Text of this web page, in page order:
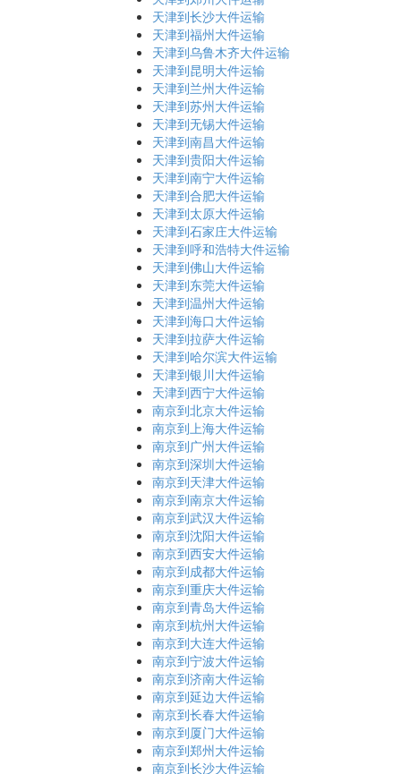
天津到长沙大件运输
天津到福州大件运输
天津到乌鲁木齐大件运输
天津到昆明大件运输
天津到兰州大件运输
天津到苏州大件运输
天津到无锡大件运输
天津到南昌大件运输
天津到贵阳大件运输
天津到南宁大件运输
天津到合肥大件运输
天津到太原大件运输
天津到石家庄大件运输
天津到呼和浩特大件运输
天津到佛山大件运输
天津到东莞大件运输
天津到温州大件运输
天津到海口大件运输
天津到拉萨大件运输
天津到哈尔滨大件运输
天津到银川大件运输
天津到西宁大件运输
南京到北京大件运输
南京到上海大件运输
南京到广州大件运输
南京到深圳大件运输
南京到天津大件运输
南京到南京大件运输
南京到武汉大件运输
南京到沈阳大件运输
南京到西安大件运输
南京到成都大件运输
南京到重庆大件运输
南京到青岛大件运输
南京到杭州大件运输
南京到大连大件运输
南京到宁波大件运输
南京到济南大件运输
南京到延边大件运输
南京到长春大件运输
南京到厦门大件运输
南京到郑州大件运输
南京到长沙大件运输